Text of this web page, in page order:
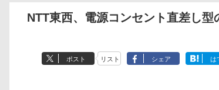
NTT東西、電源コンセント直差し
ポスト リスト シェア は